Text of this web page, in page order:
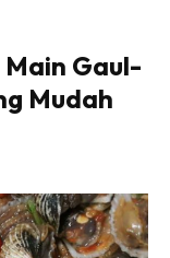
Gaul-
Mudah